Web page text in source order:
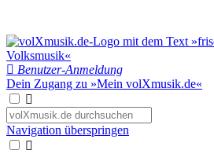
Benutzer-Anmeldung
Dein Zugang zu »Mein volXmusik.de«
Navigation überspringen